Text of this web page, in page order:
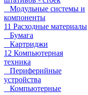
Модульные системы и
компоненты
11 Расходные материалы
Бумага
Картриджи
12 Компьютерная
техника
Периферийные
устройства
Компьютерные